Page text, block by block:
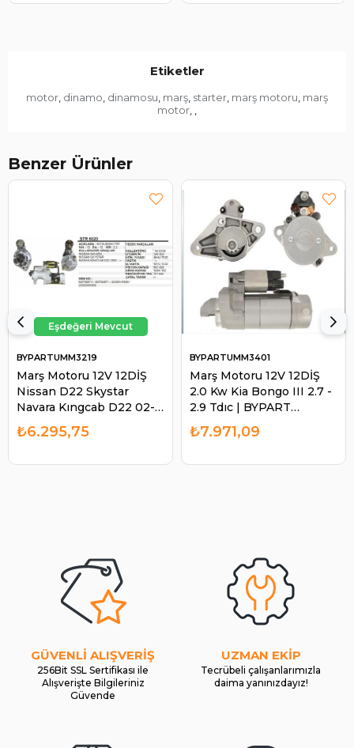
Etiketler
motor dinamo dinamosu marş starter marş motoru marş
motor
Benzer Ürünler
Marş Motoru 12V 12DİŞ
Nissan D22 Skystar
Navara Kıngcab D22 02-
UMM3219 | BYPART
UMM3219
BYPARTUMM3219
₺6.295,75
Marş Motoru 12V 12DİŞ
2.0 Kw Kia Bongo III 2.7 -
2.9 Tdıc | BYPART
UMM3401
BYPARTUMM3401
₺7.971,09
GÜVENLİ ALIŞVERİŞ
256Bit SSL Sertifikası ile
Alışverişte Bilgileriniz
Güvende
UZMAN EKİP
Tecrübeli çalışanlarımızla
daima yanınızdayız!